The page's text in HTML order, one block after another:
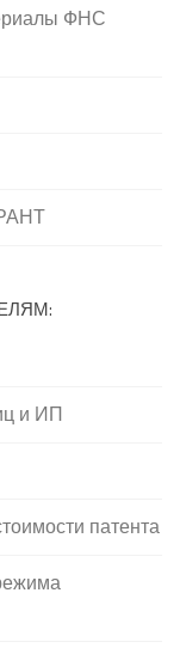
ФНС
и ИП
патента